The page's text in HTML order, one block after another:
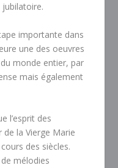
jubilatoire.
importante dans
une des oeuvres
monde entier, par
mais également
l’esprit des
de la Vierge Marie
des siècles.
mélodies